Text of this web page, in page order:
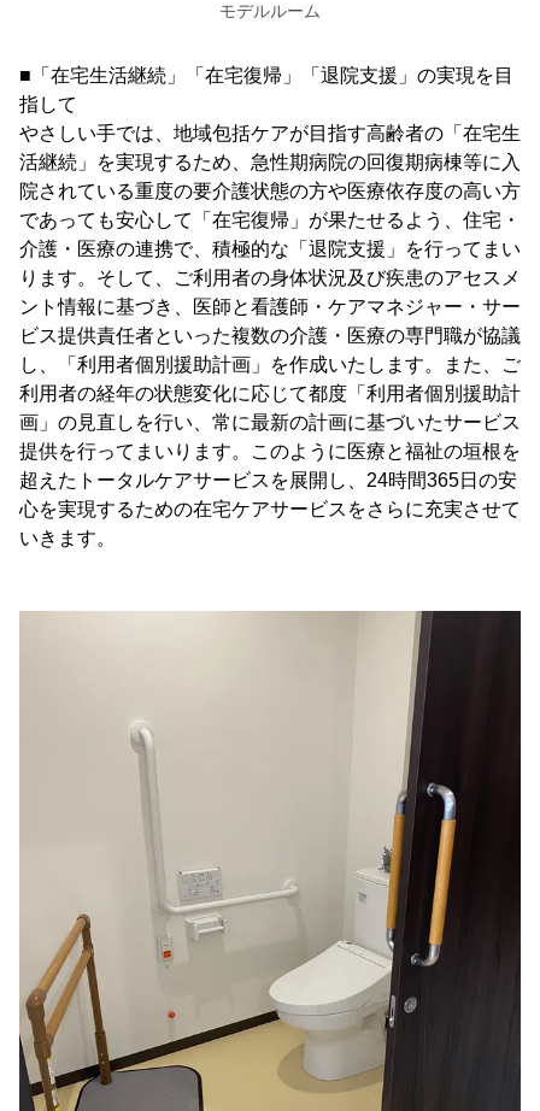
モデルルーム
■「在宅生活継続」「在宅復帰」「退院支援」の実現を目
指して
やさしい手では、地域包括ケアが目指す高齢者の「在宅生
活継続」を実現するため、急性期病院の回復期病棟等に入
院されている重度の要介護状態の方や医療依存度の高い方
であっても安心して「在宅復帰」が果たせるよう、住宅・
介護・医療の連携で、積極的な「退院支援」を行ってまい
ります。そして、ご利用者の身体状況及び疾患のアセスメ
ント情報に基づき、医師と看護師・ケアマネジャー・サー
ビス提供責任者といった複数の介護・医療の専門職が協議
し、「利用者個別援助計画」を作成いたします。また、ご
利用者の経年の状態変化に応じて都度「利用者個別援助計
画」の見直しを行い、常に最新の計画に基づいたサービス
提供を行ってまいります。このように医療と福祉の垣根を
超えたトータルケアサービスを展開し、24時間365日の安
心を実現するための在宅ケアサービスをさらに充実させて
いきます。